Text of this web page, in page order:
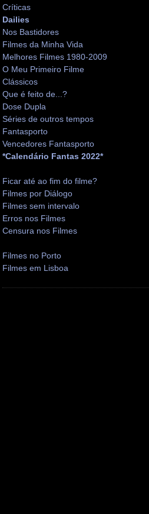
Críticas
Dailies
Nos Bastidores
Filmes da Minha Vida
Melhores Filmes 1980-2009
O Meu Primeiro Filme
Clássicos
Que é feito de...?
Dose Dupla
Séries de outros tempos
Fantasporto
Vencedores Fantasporto
*Calendário Fantas 2022*
Ficar até ao fim do filme?
Filmes por Diálogo
Filmes sem intervalo
Erros nos Filmes
Censura nos Filmes
Filmes no Porto
Filmes em Lisboa